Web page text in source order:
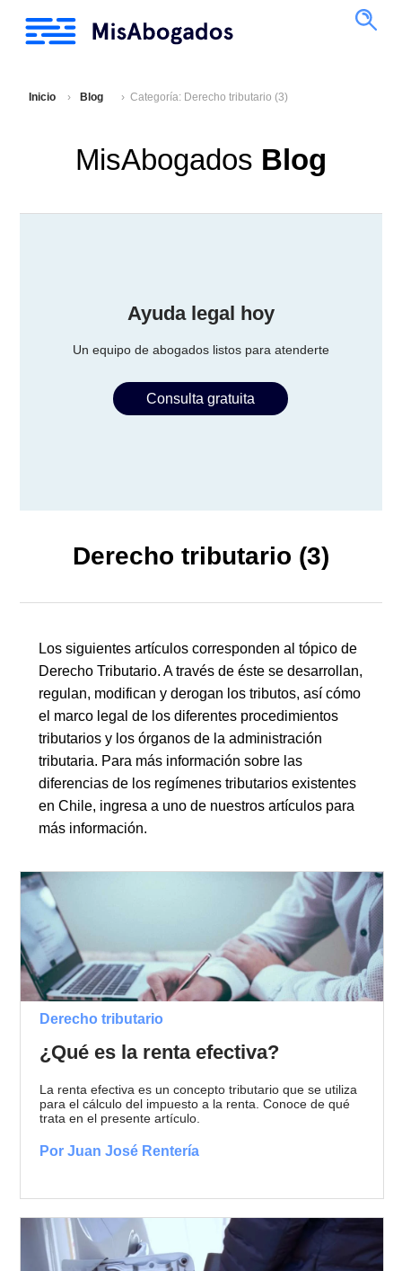
Inicio Blog Categoría: Derecho tributario (3)
MisAbogados Blog
Ayuda legal hoy
Un equipo de abogados listos para atenderte
Consulta gratuita
Derecho tributario (3)
Los siguientes artículos corresponden al tópico de
Derecho Tributario. A través de éste se desarrollan,
regulan, modifican y derogan los tributos, así cómo
el marco legal de los diferentes procedimientos
tributarios y los órganos de la administración
tributaria. Para más información sobre las
diferencias de los regímenes tributarios existentes
en Chile, ingresa a uno de nuestros artículos para
más información.
Derecho tributario
¿Qué es la renta efectiva?
La renta efectiva es un concepto tributario que se utiliza
para el cálculo del impuesto a la renta. Conoce de qué
trata en el presente artículo.
Por Juan José Rentería